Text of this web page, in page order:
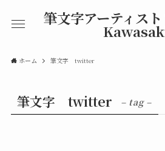
筆文字アーティス
ホーム 筆文字 twitter
筆文字 twitter – tag –